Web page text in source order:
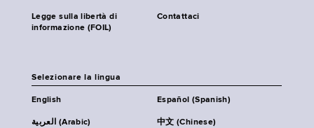
Legge sulla libertà di
informazione (FOIL)
Contattaci
Selezionare la lingua
English Español (Spanish)
العربية (Arabic) 中文 (Chinese)